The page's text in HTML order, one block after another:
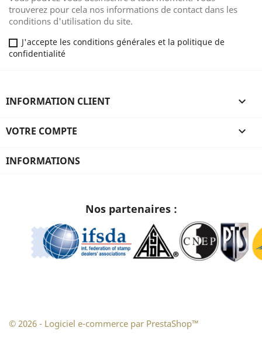
trouverez pour cela nos informations de contact dans les
conditions d'utilisation du site.
J'accepte les conditions générales et la politique de
confidentialité
INFORMATION CLIENT 
VOTRE COMPTE 
INFORMATIONS
Nos partenaires :
© 2026 - Logiciel e-commerce par PrestaShop™